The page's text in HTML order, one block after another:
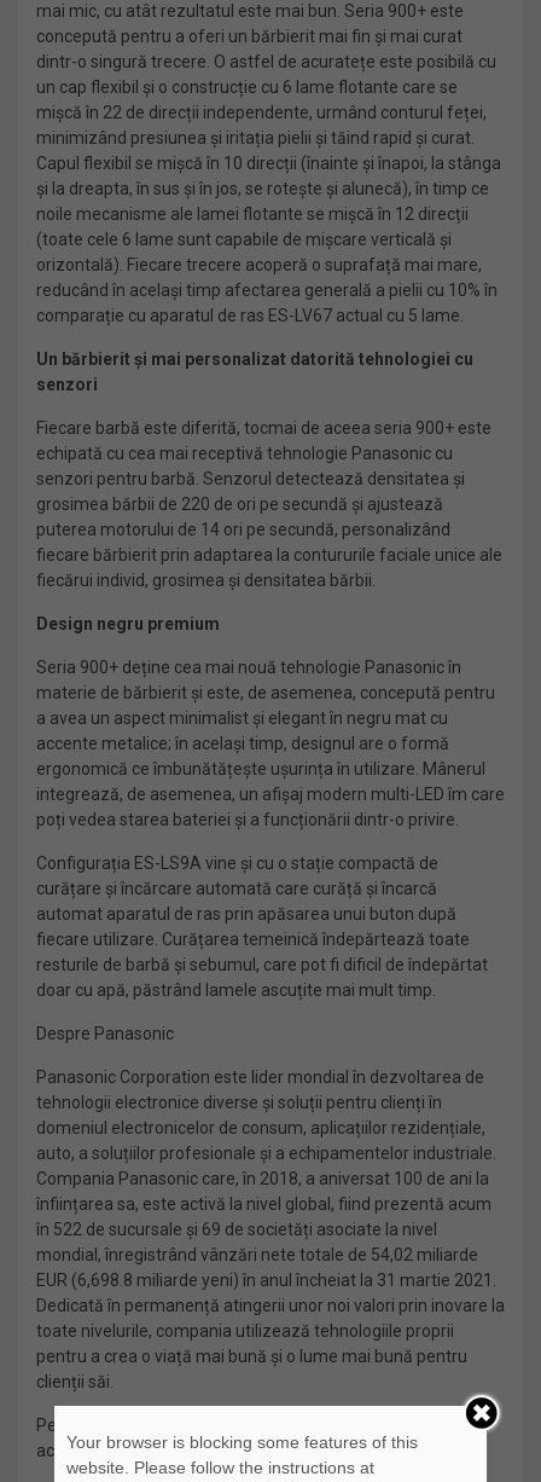
mai mic, cu atât rezultatul este mai bun. Seria 900+ este
concepută pentru a oferi un bărbierit mai fin și mai curat
dintr-o singură trecere. O astfel de acuratețe este posibilă cu
un cap flexibil și o construcție cu 6 lame flotante care se
mișcă în 22 de direcții independente, urmând conturul feței,
minimizând presiunea și iritația pielii și tăind rapid și curat.
Capul flexibil se mișcă în 10 direcții (înainte și înapoi, la stânga
și la dreapta, în sus și în jos, se rotește și alunecă), în timp ce
noile mecanisme ale lamei flotante se mișcă în 12 direcții
(toate cele 6 lame sunt capabile de mișcare verticală și
orizontală). Fiecare trecere acoperă o suprafață mai mare,
reducând în același timp afectarea generală a pielii cu 10% în
comparație cu aparatul de ras ES-LV67 actual cu 5 lame.
Un bărbierit și mai personalizat datorită tehnologiei cu
senzori
Fiecare barbă este diferită, tocmai de aceea seria 900+ este
echipată cu cea mai receptivă tehnologie Panasonic cu
senzori pentru barbă. Senzorul detectează densitatea și
grosimea bărbii de 220 de ori pe secundă și ajustează
puterea motorului de 14 ori pe secundă, personalizând
fiecare bărbierit prin adaptarea la contururile faciale unice ale
fiecărui individ, grosimea și densitatea bărbii.
Design negru premium
Seria 900+ deține cea mai nouă tehnologie Panasonic în
materie de bărbierit și este, de asemenea, concepută pentru
a avea un aspect minimalist și elegant în negru mat cu
accente metalice; în același timp, designul are o formă
ergonomică ce îmbunătățește ușurința în utilizare. Mânerul
integrează, de asemenea, un afișaj modern multi-LED îm care
poți vedea starea bateriei și a funcționării dintr-o privire.
Configurația ES-LS9A vine și cu o stație compactă de
curățare și încărcare automată care curăță și încarcă
automat aparatul de ras prin apăsarea unui buton după
fiecare utilizare. Curățarea temeinică îndepărtează toate
resturile de barbă și sebumul, care pot fi dificil de îndepărtat
doar cu apă, păstrând lamele ascuțite mai mult timp.
Despre Panasonic
Panasonic Corporation este lider mondial în dezvoltarea de
tehnologii electronice diverse și soluții pentru clienți în
domeniul electronicelor de consum, aplicațiilor rezidențiale,
auto, a soluțiilor profesionale și a echipamentelor industriale.
Compania Panasonic care, în 2018, a aniversat 100 de ani la
înființarea sa, este activă la nivel global, fiind prezentă acum
în 522 de sucursale și 69 de societăți asociate la nivel
mondial, înregistrând vânzări nete totale de 54,02 miliarde
EUR (6,698.8 miliarde yeni) în anul încheiat la 31 martie 2021.
Dedicată în permanență atingerii unor noi valori prin inovare la
toate nivelurile, compania utilizează tehnologiile proprii
pentru a crea o viață mai bună și o lume mai bună pentru
clienții săi.
Pentru a afla mai multe despre Panasonic,
accesați: http://www.panasonic.com/ro
Your browser is blocking some features of this
website. Please follow the instructions at